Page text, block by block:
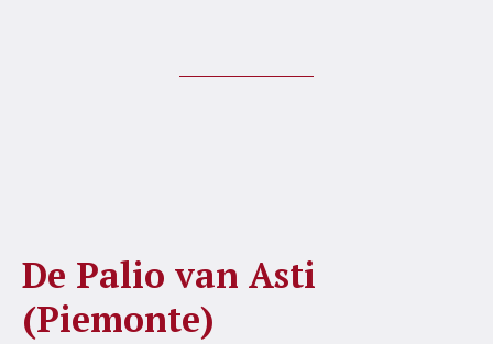
De Palio van Asti
(Piemonte)